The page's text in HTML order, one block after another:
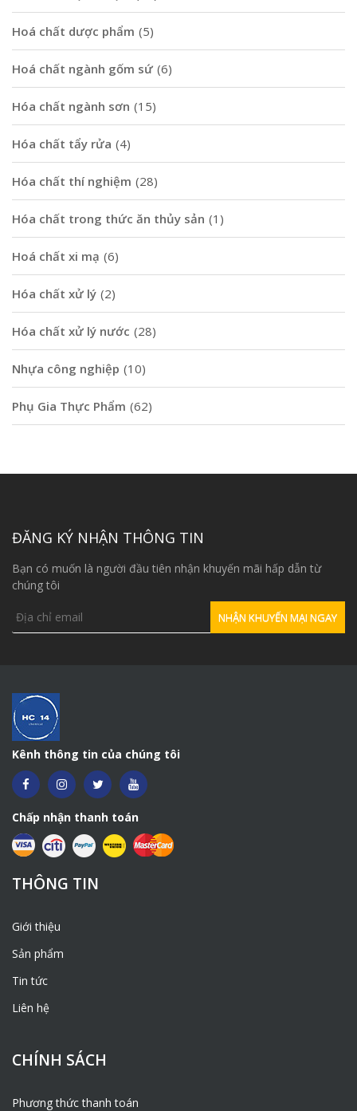
Hoá chất dược phẩm (5)
Hoá chất ngành gốm sứ (6)
Hóa chất ngành sơn (15)
Hóa chất tẩy rửa (4)
Hóa chất thí nghiệm (28)
Hóa chất trong thức ăn thủy sản (1)
Hoá chất xi mạ (6)
Hóa chất xử lý (2)
Hóa chất xử lý nước (28)
Nhựa công nghiệp (10)
Phụ Gia Thực Phẩm (62)
ĐĂNG KÝ NHẬN THÔNG TIN
Bạn có muốn là người đầu tiên nhận khuyến mãi hấp dẫn từ
chúng tôi
Kênh thông tin của chúng tôi
Chấp nhận thanh toán
THÔNG TIN
Giới thiệu
Sản phẩm
Tin tức
Liên hệ
CHÍNH SÁCH
Phương thức thanh toán